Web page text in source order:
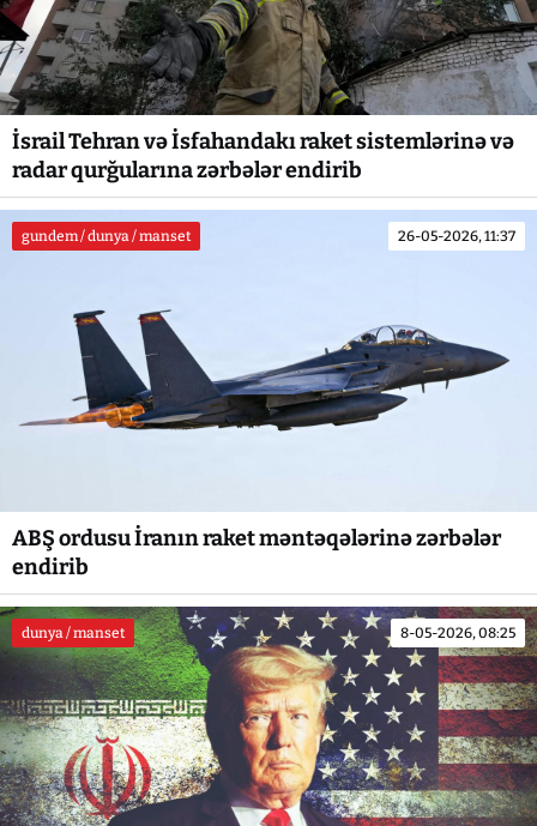
İsrail Tehran və İsfahandakı raket sistemlərinə və
radar qurğularına zərbələr endirib
gundem / dunya / manset 26-05-2026, 11:37
ABŞ ordusu İranın raket məntəqələrinə zərbələr
endirib
dunya / manset 8-05-2026, 08:25